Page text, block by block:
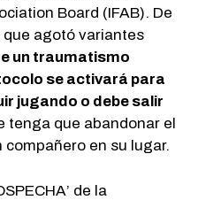
Board (IFAB). De
agotó variantes
un traumatismo
se activará para
jugando o debe salir
tenga que abandonar el
en su lugar.
de la